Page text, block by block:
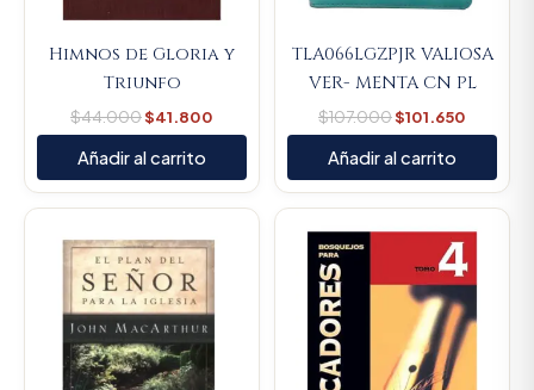
Himnos de Gloria y
Triunfo
$44.000$41.800
Añadir al carrito
TLA066LGZPJR VALIOSA
VER- MENTA CN PL
$107.000$101.650
Añadir al carrito
price
was:
$66.700.
Current
price
price
$89.900.
Current
price
is: